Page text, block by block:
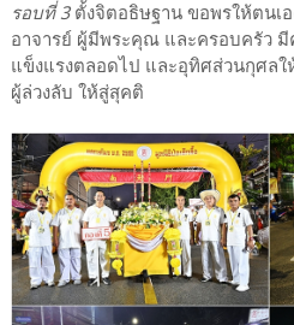
รอบที่ 3 ตั้งจิตอธิษฐาน ขอพรให้ตนเ
อาจารย์ ผู้มีพระคุณ และครอบครัว
แข็งแรงตลอดไป และอุทิศส่วนกุศล
ผู้ล่วงลับ ให้สู่สุคติ